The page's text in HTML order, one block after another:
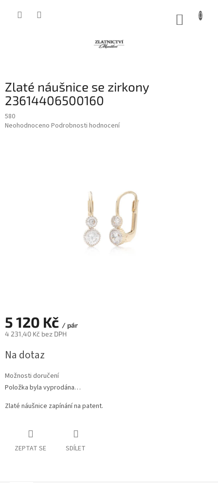
Zlaté náušnice se zirkony
23614406500160
580
Průměrné
Neohodnoceno Podrobnosti hodnocení
5 120 Kč / pár
4 231,40 Kč bez DPH
cena:
Na dotaz
Možnosti doručení
Položka byla vyprodána…
Zlaté náušnice zapínání na patent.
ZEPTAT SE SDÍLET